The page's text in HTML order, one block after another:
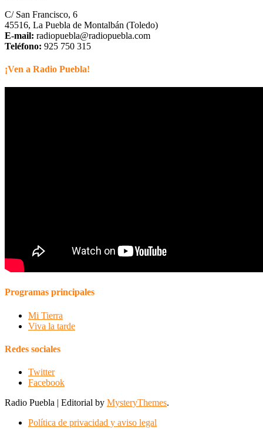
C/ San Francisco, 6
45516, La Puebla de Montalbán (Toledo)
E-mail: radiopuebla@radiopuebla.com
Teléfono: 925 750 315
¡Ven a Radio Puebla!
Programas principales
Mi Tierra
Viva la tarde
Redes sociales
Twitter
Facebook
Radio Puebla | Editorial by MysteryThemes.
Política de privacidad y aviso legal